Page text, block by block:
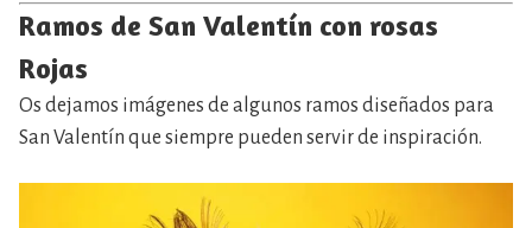
Ramos de San Valentín con rosas
Rojas
Os dejamos imágenes de algunos ramos diseñados para
San Valentín que siempre pueden servir de inspiración.